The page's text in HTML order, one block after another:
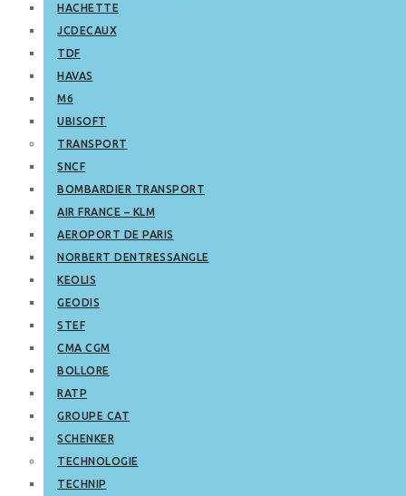
HACHETTE
JCDECAUX
TDF
HAVAS
M6
UBISOFT
TRANSPORT
SNCF
BOMBARDIER TRANSPORT
AIR FRANCE – KLM
AEROPORT DE PARIS
NORBERT DENTRESSANGLE
KEOLIS
GEODIS
STEF
CMA CGM
BOLLORE
RATP
GROUPE CAT
SCHENKER
TECHNOLOGIE
TECHNIP